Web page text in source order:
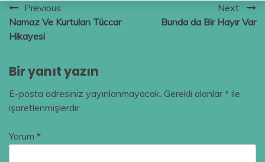
Yazı
gezinmesi
Previous:
Namaz Ve Kurtulan Tüccar
Hikayesi
Next:
Bunda da Bir Hayır Var
Bir yanıt yazın
E-posta adresiniz yayınlanmayacak. Gerekli alanlar* ile
işaretlenmişlerdir
Yorum *